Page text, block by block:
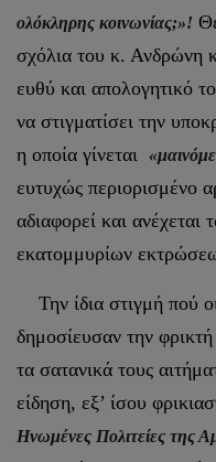
ολόκληρης κοινωνίας;»!
σχόλια του κ. Ανδρώνη
ευθύ και απολογητικό
να στιγματίσει την
η οποία γίνεται
ευτυχώς περιορισμένο
αδιαφορεί και
εκατομμυρίων
Την ίδια στιγμή πού
δημοσίευσαν την
τα σατανικά τους
είδηση, εξ’ ίσου
Ηνωμένες Πολιτείες της